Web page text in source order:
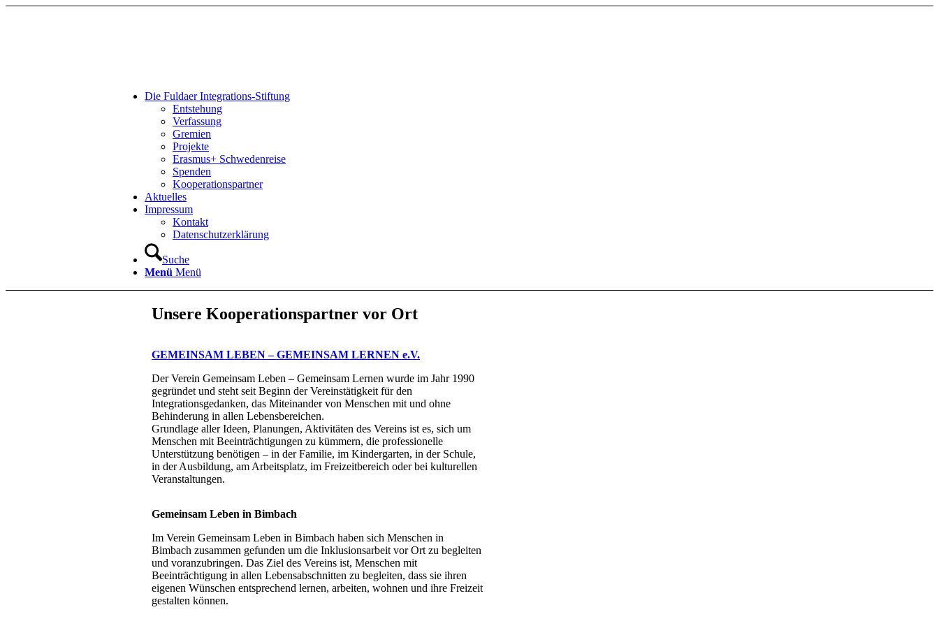
Die Fuldaer Integrations-Stiftung
Entstehung
Verfassung
Gremien
Projekte
Erasmus+ Schwedenreise
Spenden
Kooperationspartner
Aktuelles
Impressum
Kontakt
Datenschutzerklärung
Suche
Menü Menü
Unsere Kooperationspartner vor Ort
GEMEINSAM LEBEN – GEMEINSAM LERNEN e.V.
Der Verein Gemeinsam Leben – Gemeinsam Lernen wurde im Jahr 1990
gegründet und steht seit Beginn der Vereinstätigkeit für den
Integrationsgedanken, das Miteinander von Menschen mit und ohne
Behinderung in allen Lebensbereichen.
Grundlage aller Ideen, Planungen, Aktivitäten des Vereins ist es, sich um
Menschen mit Beeinträchtigungen zu kümmern, die professionelle
Unterstützung benötigen – in der Familie, im Kindergarten, in der Schule,
in der Ausbildung, am Arbeitsplatz, im Freizeitbereich oder bei kulturellen
Veranstaltungen.
Gemeinsam Leben in Bimbach
Im Verein Gemeinsam Leben in Bimbach haben sich Menschen in
Bimbach zusammen gefunden um die Inklusionsarbeit vor Ort zu begleiten
und voranzubringen. Das Ziel des Vereins ist, Menschen mit
Beeinträchtigung in allen Lebensabschnitten zu begleiten, dass sie ihren
eigenen Wünschen entsprechend lernen, arbeiten, wohnen und ihre Freizeit
gestalten können.